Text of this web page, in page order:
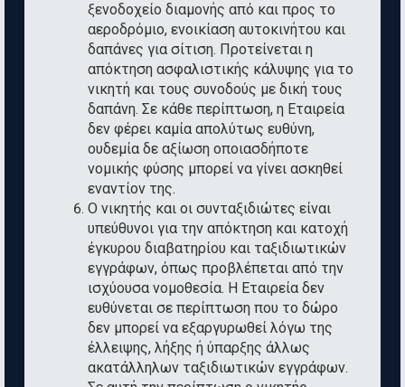
ξενοδοχείο διαμονής από και προς το
αεροδρόμιο, ενοικίαση αυτοκινήτου και
δαπάνες για σίτιση. Προτείνεται η
απόκτηση ασφαλιστικής κάλυψης για το
νικητή και τους συνοδούς με δική τους
δαπάνη. Σε κάθε περίπτωση, η Εταιρεία
δεν φέρει καμία απολύτως ευθύνη,
ουδεμία δε αξίωση οποιασδήποτε
νομικής φύσης μπορεί να γίνει ασκηθεί
εναντίον της.
Ο νικητής και οι συνταξιδιώτες είναι
υπεύθυνοι για την απόκτηση και κατοχή
έγκυρου διαβατηρίου και ταξιδιωτικών
εγγράφων, όπως προβλέπεται από την
ισχύουσα νομοθεσία. Η Εταιρεία δεν
ευθύνεται σε περίπτωση που το δώρο
δεν μπορεί να εξαργυρωθεί λόγω της
έλλειψης, λήξης ή ύπαρξης άλλως
ακατάλληλων ταξιδιωτικών εγγράφων.